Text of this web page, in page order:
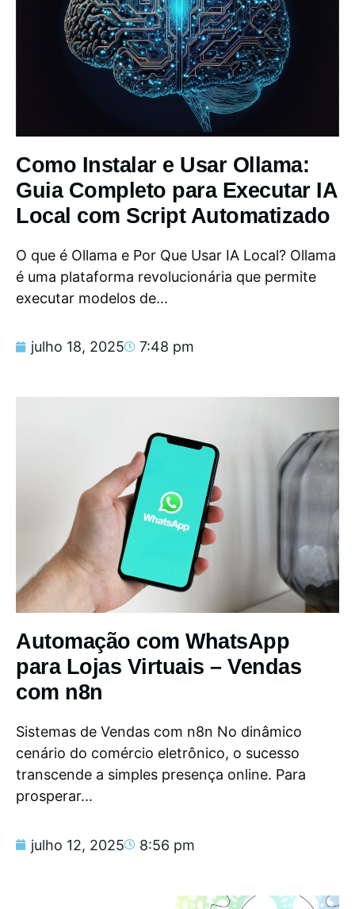
Como Instalar e Usar Ollama:
Guia Completo para Executar IA
Local com Script Automatizado
O que é Ollama e Por Que Usar IA Local? Ollama
é uma plataforma revolucionária que permite
executar modelos de...
julho 18, 2025 7:48 pm
Automação com WhatsApp
para Lojas Virtuais – Vendas
com n8n
Sistemas de Vendas com n8n No dinâmico
cenário do comércio eletrônico, o sucesso
transcende a simples presença online. Para
prosperar...
julho 12, 2025 8:56 pm